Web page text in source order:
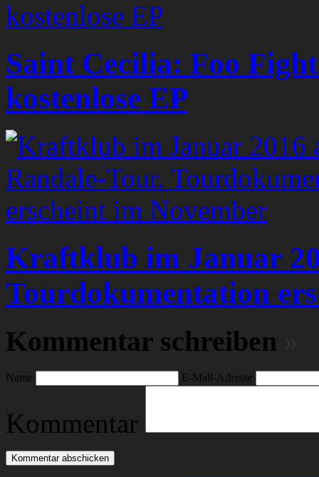
Saint Cecilia: Foo
kostenlose EP
Kraftklub im Januar
Tourdokumentation
Kommentar schreiben
Name E-Mail-Adresse
Kommentar